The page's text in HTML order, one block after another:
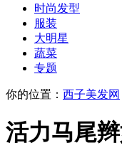
时尚发型
服装
大明星
蔬菜
专题
你的位置： 西子美发网
活力马尾